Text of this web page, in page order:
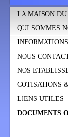
LA MAISON DU
QUI SOMMES
NOUS
NOS
COTISATIONS
LIENS UTILES
DOCUMENTS